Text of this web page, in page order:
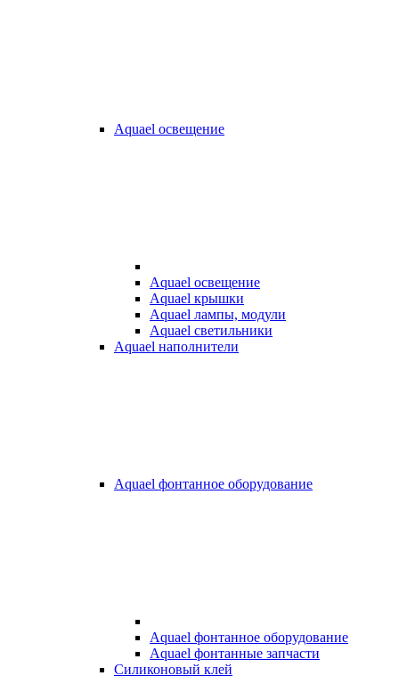
Aquael освещение
Aquael освещение
Aquael крышки
Aquael лампы, модули
Aquael светильники
Aquael наполнители
Aquael фонтанное оборудование
Aquael фонтанное оборудование
Aquael фонтанные запчасти
Силиконовый клей